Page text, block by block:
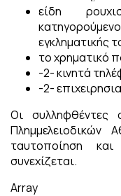
είδη
εγκληματικής
το χρηματικό
-2- κινητά
-2-
Οι συλληφθέντες
ταυτοποίηση
συνεχίζεται.
Array